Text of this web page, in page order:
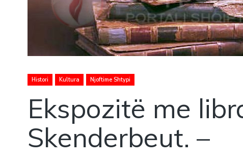
Histori Kultura Njoftime Shtypi
Ekspozitë me
Skenderbeut. –